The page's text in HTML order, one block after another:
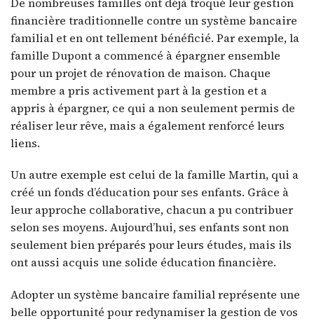
financière traditionnelle contre un système bancaire
familial et en ont tellement bénéficié. Par exemple, la
famille Dupont a commencé à épargner ensemble
pour un projet de rénovation de maison. Chaque
membre a pris activement part à la gestion et a
appris à épargner, ce qui a non seulement permis de
réaliser leur rêve, mais a également renforcé leurs
liens.
Un autre exemple est celui de la famille Martin, qui a
créé un fonds d’éducation pour ses enfants. Grâce à
leur approche collaborative, chacun a pu contribuer
selon ses moyens. Aujourd’hui, ses enfants sont non
seulement bien préparés pour leurs études, mais ils
ont aussi acquis une solide éducation financière.
Adopter un système bancaire familial représente une
belle opportunité pour redynamiser la gestion de vos